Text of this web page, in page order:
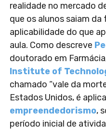
realidade no mercado
que os alunos saiam
aplicabilidade do que
aula. Como descreve
doutorado em
Institute of
chamado “vale da
Estados Unidos, é
empreendedorismo,
período inicial de